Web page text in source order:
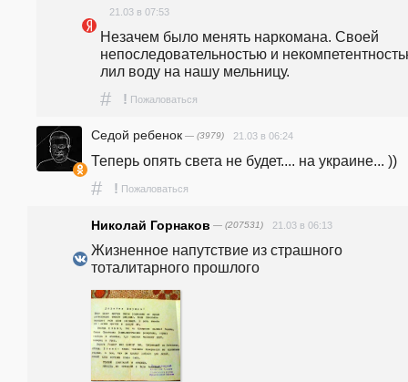
21.03 в 07:53
Незачем было менять наркомана. Своей
непоследовательностью и
лил воду на нашу мельницу.
# ! Пожаловаться
Седой ребенок — (3979) 21.03 в 06:24
Теперь опять света не будет.... на украине... ))
# ! Пожаловаться
Николай Горнаков — (207531) 21.03 в 06:13
Жизненное напутствие из страшного
тоталитарного прошлого